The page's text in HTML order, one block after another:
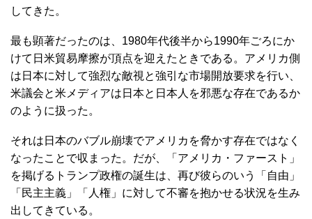
してきた。
最も顕著だったのは、1980年代後半から1990年ごろにか
けて日米貿易摩擦が頂点を迎えたときである。アメリカ側
は日本に対して強烈な敵視と強引な市場開放要求を行い、
米議会と米メディアは日本と日本人を邪悪な存在であるか
のように扱った。
それは日本のバブル崩壊でアメリカを脅かす存在ではなく
なったことで収まった。だが、「アメリカ・ファースト」
を掲げるトランプ政権の誕生は、再び彼らのいう「自由」
「民主主義」「人権」に対して不審を抱かせる状況を生み
出してきている。